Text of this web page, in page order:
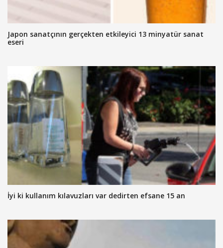
Japon sanatçının gerçekten etkileyici 13 minyatür sanat
eseri
İyi ki kullanım kılavuzları var dedirten efsane 15 an